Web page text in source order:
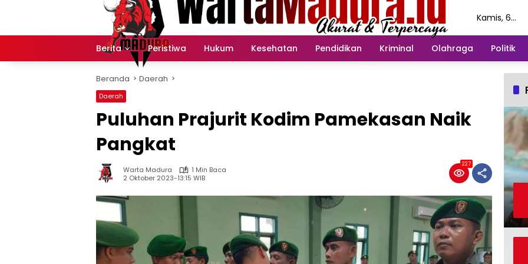
Kamis, 6
Berita Peristiwa Hukum Kesehatan Pendidikan Kriminal Olahraga Politik
Beranda Daerah
Daerah
Puluhan Prajurit Kodim Pamekasan Naik
Pangkat
Warta Madura
1 Min Baca
2 Oktober 2023-13:15 WIB
227